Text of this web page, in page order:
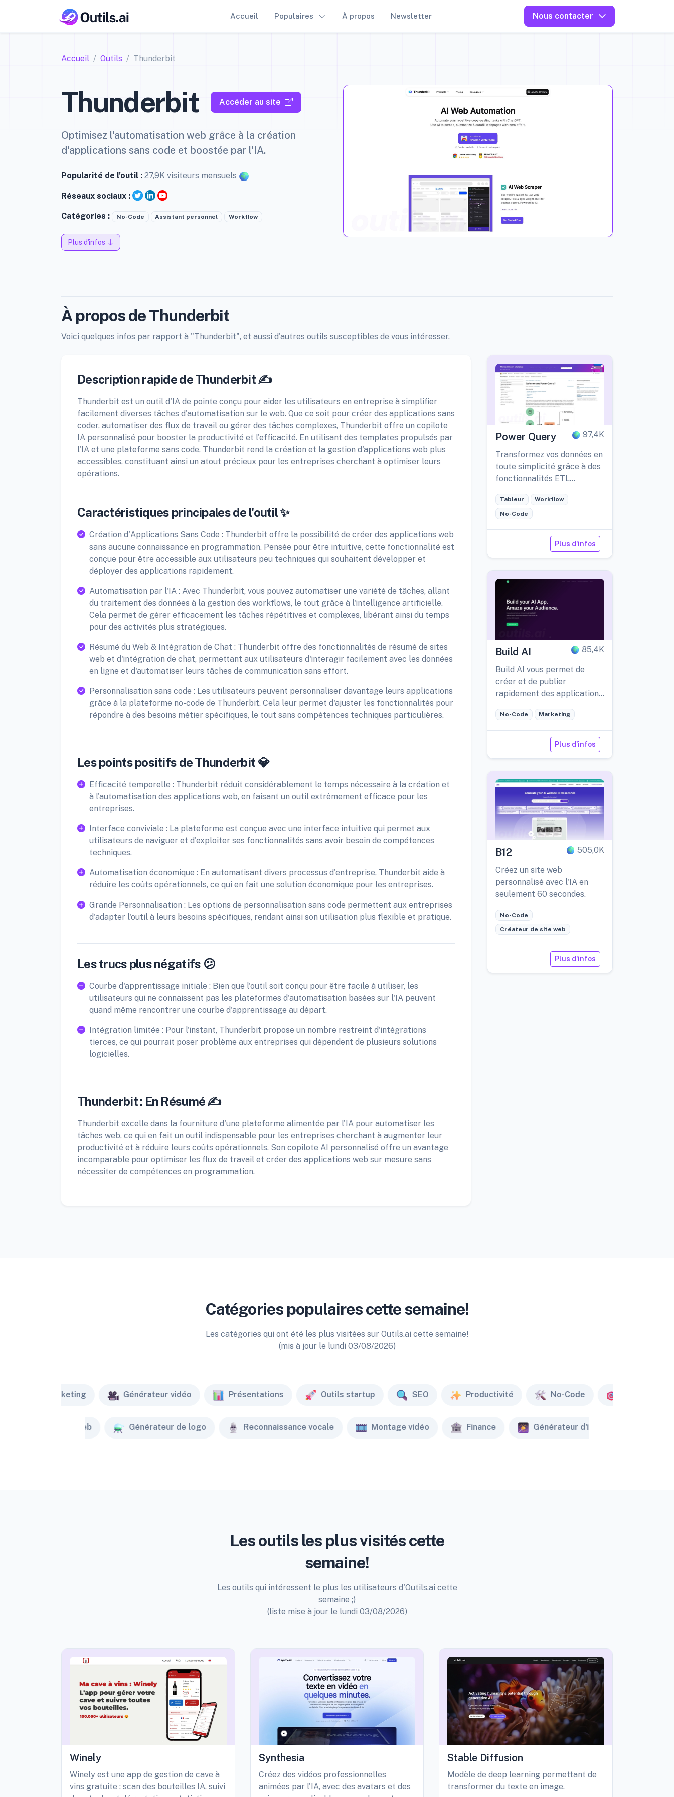
Accueil Populaires À propos Newsletter Nous contacter
Accueil Outils Thunderbit
Thunderbit Accéder au site
Optimisez l'automatisation web grâce à la création
d'applications sans code et boostée par l'IA.
Popularité de l'outil : 27,9K visiteurs mensuels
Réseaux sociaux :
Catégories : No-Code Assistant personnel Workflow
Plus d'infos
À propos de Thunderbit
Voici quelques infos par rapport à "Thunderbit", et aussi d'autres outils susceptibles de vous intéresser.
Description rapide de Thunderbit ✍️
Thunderbit est un outil d'IA de pointe conçu pour aider les utilisateurs en entreprise à simplifier
facilement diverses tâches d'automatisation sur le web. Que ce soit pour créer des applications sans
coder, automatiser des flux de travail ou gérer des tâches complexes, Thunderbit offre un copilote
IA personnalisé pour booster la productivité et l'efficacité. En utilisant des templates propulsés par
l'IA et une plateforme sans code, Thunderbit rend la création et la gestion d'applications web plus
accessibles, constituant ainsi un atout précieux pour les entreprises cherchant à optimiser leurs
opérations.
Caractéristiques principales de l'outil ✨
Création d'Applications Sans Code : Thunderbit offre la possibilité de créer des applications web
sans aucune connaissance en programmation. Pensée pour être intuitive, cette fonctionnalité est
conçue pour être accessible aux utilisateurs peu techniques qui souhaitent développer et
déployer des applications rapidement.
Automatisation par l'IA : Avec Thunderbit, vous pouvez automatiser une variété de tâches, allant
du traitement des données à la gestion des workflows, le tout grâce à l'intelligence artificielle.
Cela permet de gérer efficacement les tâches répétitives et complexes, libérant ainsi du temps
pour des activités plus stratégiques.
Résumé du Web & Intégration de Chat : Thunderbit offre des fonctionnalités de résumé de sites
web et d'intégration de chat, permettant aux utilisateurs d'interagir facilement avec les données
en ligne et d'automatiser leurs tâches de communication sans effort.
Personnalisation sans code : Les utilisateurs peuvent personnaliser davantage leurs applications
grâce à la plateforme no-code de Thunderbit. Cela leur permet d'ajuster les fonctionnalités pour
répondre à des besoins métier spécifiques, le tout sans compétences techniques particulières.
Les points positifs de Thunderbit 💎
Efficacité temporelle : Thunderbit réduit considérablement le temps nécessaire à la création et
à l'automatisation des applications web, en faisant un outil extrêmement efficace pour les
entreprises.
Interface conviviale : La plateforme est conçue avec une interface intuitive qui permet aux
utilisateurs de naviguer et d'exploiter ses fonctionnalités sans avoir besoin de compétences
techniques.
Automatisation économique : En automatisant divers processus d'entreprise, Thunderbit aide à
réduire les coûts opérationnels, ce qui en fait une solution économique pour les entreprises.
Grande Personnalisation : Les options de personnalisation sans code permettent aux entreprises
d'adapter l'outil à leurs besoins spécifiques, rendant ainsi son utilisation plus flexible et pratique.
Les trucs plus négatifs 😕
Courbe d'apprentissage initiale : Bien que l'outil soit conçu pour être facile à utiliser, les
utilisateurs qui ne connaissent pas les plateformes d'automatisation basées sur l'IA peuvent
quand même rencontrer une courbe d'apprentissage au départ.
Intégration limitée : Pour l'instant, Thunderbit propose un nombre restreint d'intégrations
tierces, ce qui pourrait poser problème aux entreprises qui dépendent de plusieurs solutions
logicielles.
Thunderbit : En Résumé ✍️
Thunderbit excelle dans la fourniture d'une plateforme alimentée par l'IA pour automatiser les
tâches web, ce qui en fait un outil indispensable pour les entreprises cherchant à augmenter leur
productivité et à réduire leurs coûts opérationnels. Son copilote AI personnalisé offre un avantage
incomparable pour optimiser les flux de travail et créer des applications web sur mesure sans
nécessiter de compétences en programmation.
Power Query 97,4K
Transformez vos données en
toute simplicité grâce à des
fonctionnalités ETL
Tableur Workflow
No-Code
Plus d'infos
Build AI 85,4K
Build AI vous permet de
créer et de publier
rapidement des applications
possibilité de les mettre à
jour et de les peaufiner.
No-Code Marketing
Plus d'infos
B12 505,0K
Créez un site web
personnalisé avec l'IA en
seulement 60 secondes.
No-Code
Créateur de site web
Plus d'infos
Catégories populaires cette semaine!
Les catégories qui ont été les plus visitées sur Outils.ai cette semaine!
(mis à jour le lundi 03/08/2026)
Marketing Générateur vidéo Présentations Outils startup SEO Productivité No-Code
Créateur de site web Générateur de logo Reconnaissance vocale Montage vidéo Finance Générateur d'image
Les outils les plus visités cette
semaine!
Les outils qui intéressent le plus les utilisateurs d'Outils.ai cette
semaine ;)
(liste mise à jour le lundi 03/08/2026)
Winely
Winely est une app de gestion de cave à
vins gratuite : scan des bouteilles IA, suivi
Synthesia
Créez des vidéos professionnelles
animées par l'IA, avec des avatars et des
Stable Diffusion
Modèle de deep learning permettant de
transformer du texte en image.